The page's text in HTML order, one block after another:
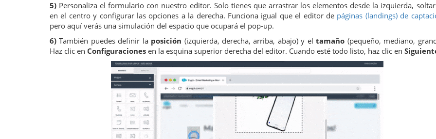
5) Personaliza el formulario con nuestro editor. Solo tienes que arrastrar los elementos desde la izquierda,
en el centro y configurar las opciones a la derecha. Funciona igual que el editor de páginas (landings) de
pero aquí verás una simulación del espacio que ocupará el pop-up.
6) También puedes definir la posición (izquierda, derecha, arriba, abajo) y eltamaño (pequeño, mediano,
Haz clic en Configuraciones en la esquina superior derecha del editor. Cuando esté todo listo, haz clic en